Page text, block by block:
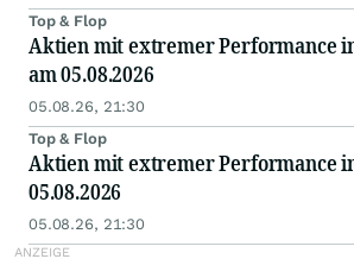
Top & Flop
Aktien mit extremer Performance
am 05.08.2026
05.08.26, 21:30
Top & Flop
Aktien mit extremer Performance
05.08.2026
05.08.26, 21:30